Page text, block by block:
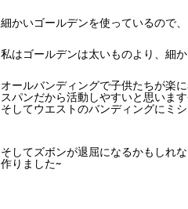
細かいゴールデンを使っているので
私はゴールデンは太いものより、細
オールバンディングで子供たちが楽
スパンだから活動しやすいと思います
そしてウエストのバンディングにミ
そしてズボンが退屈になるかもしれ
作りました~